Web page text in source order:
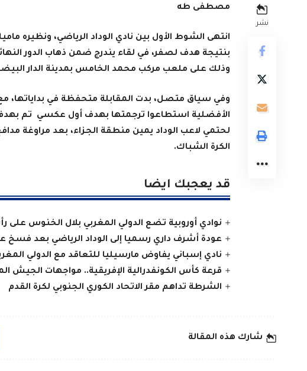
نشر
مصطفى طه
انتهى الشوط الأول بين نادي الوداد الرياضي، ونظيره
بنتيجة هدف لصفر، في لقاء يندرج ضمن ذهاب الدور
وذلك على ملعب مركب محمد الخامس بمدينة الدار
وفي سياق متصل، بدت المقابلة متحفظة في بداياتها،
الأفضلية استطاعوا ترجمتها بهدف أول عكسي تم
لحتمي لاعب الوداد يمين منطقة الجزاء، بعد مراوغة
الكرة الشباك.
قد يعجبك ايضا
نوادي أوروبية تضع الدولي المغربي بلال الخنوس على
عودة أشرف داري رسميا إلى الوداد الرياضي بعد فسخ
نادي إسباني يفاوض مارسيليا للتعاقد مع الدولي
قرعة كأس الكونفدرالية الإفريقية.. مواجهات الجيش
الشرطة تداهم مقر الاتحاد الكوري الجنوبي لكرة القدم
شارك هذه المقالة